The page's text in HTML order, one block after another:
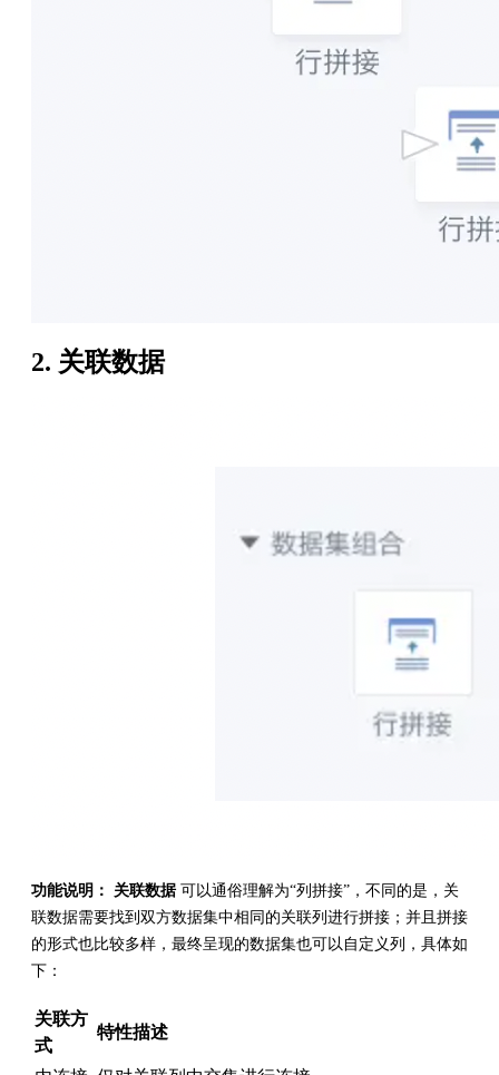
2. 关联数据
功能说明： 关联数据可以通俗理解为“列拼接”，不同的是，关
联数据需要找到双方数据集中相同的关联列进行拼接；并且拼接
的形式也比较多样，最终呈现的数据集也可以自定义列，具体如
下：
关联方
式
特性描述